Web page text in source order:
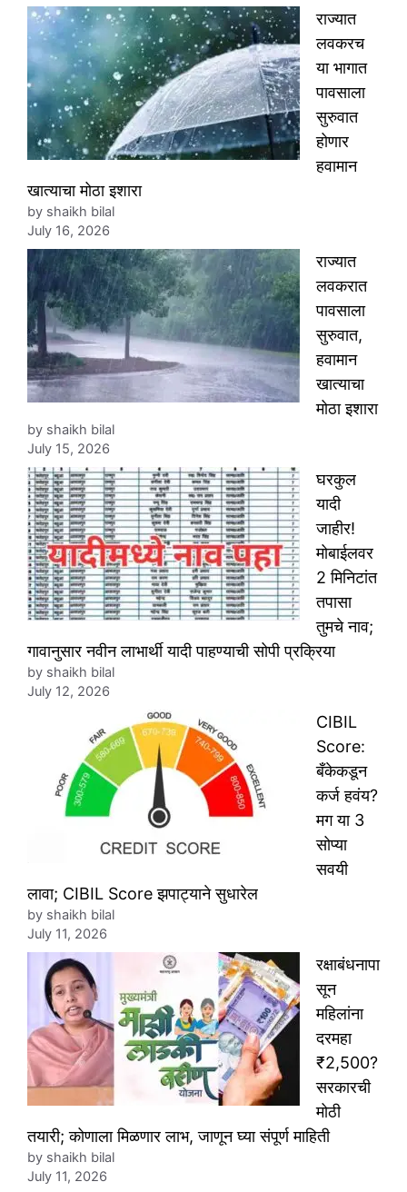
राज्यात
लवकरच
या भागात
पावसाला
सुरुवात
होणार
हवामान
खात्याचा मोठा इशारा
by shaikh bilal
July 16, 2026
राज्यात
लवकरात
पावसाला
सुरुवात,
हवामान
खात्याचा
मोठा इशारा
by shaikh bilal
July 15, 2026
घरकुल
यादी
जाहीर!
मोबाईलवर
2 मिनिटांत
तपासा
तुमचे नाव;
गावानुसार नवीन लाभार्थी यादी पाहण्याची सोपी प्रक्रिया
by shaikh bilal
July 12, 2026
CIBIL
Score:
बँकेकडून
कर्ज हवंय?
मग या 3
सोप्या
सवयी
लावा; CIBIL Score झपाट्याने सुधारेल
by shaikh bilal
July 11, 2026
रक्षाबंधनापा
सून
महिलांना
दरमहा
₹2,500?
सरकारची
मोठी
तयारी; कोणाला मिळणार लाभ, जाणून घ्या संपूर्ण माहिती
by shaikh bilal
July 11, 2026